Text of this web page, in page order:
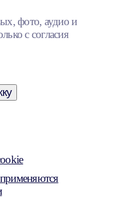
фото, аудио и
с согласия